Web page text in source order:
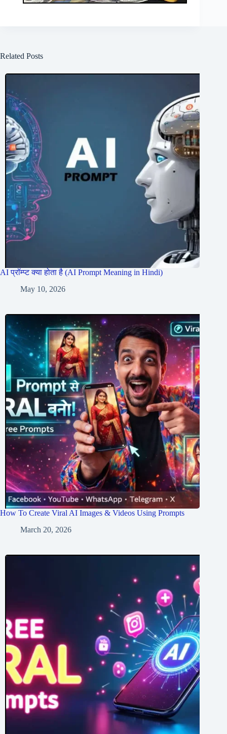
Related Posts
AI प्रॉम्प्ट क्या होता है (AI Prompt Meaning in Hindi)
May 10, 2026
How To Create Viral AI Images & Videos Using Prompts
March 20, 2026